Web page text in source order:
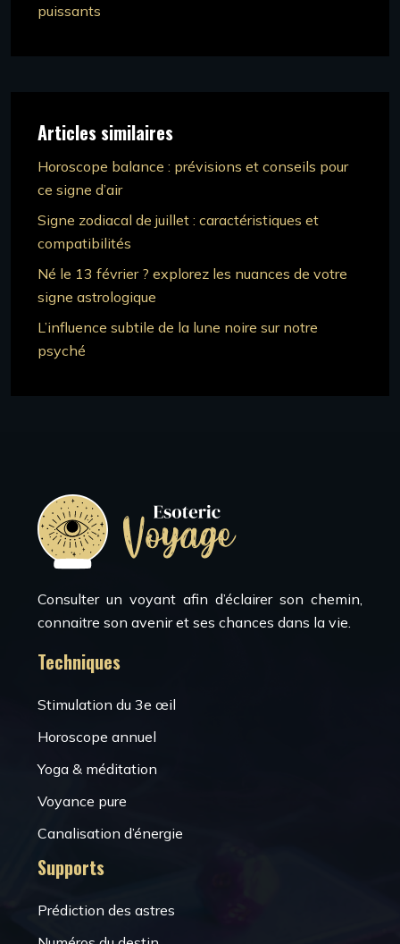
puissants
Articles similaires
Horoscope balance : prévisions et conseils pour
ce signe d’air
Signe zodiacal de juillet : caractéristiques et
compatibilités
Né le 13 février ? explorez les nuances de votre
signe astrologique
L’influence subtile de la lune noire sur notre
psyché
Consulter un voyant afin d’éclairer son chemin,
connaitre son avenir et ses chances dans la vie.
Techniques
Stimulation du 3e œil
Horoscope annuel
Yoga & méditation
Voyance pure
Canalisation d’énergie
Supports
Prédiction des astres